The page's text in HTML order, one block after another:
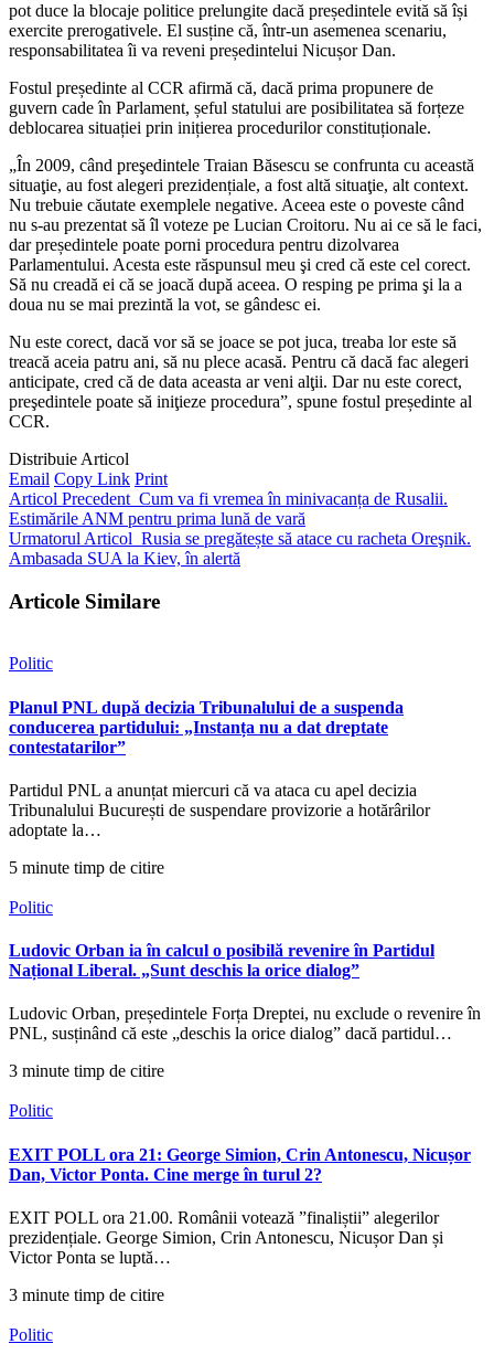
pot duce la blocaje politice prelungite dacă președintele evită să își
exercite prerogativele. El susține că, într-un asemenea scenariu,
responsabilitatea îi va reveni președintelui Nicușor Dan.
Fostul președinte al CCR afirmă că, dacă prima propunere de
guvern cade în Parlament, șeful statului are posibilitatea să forțeze
deblocarea situației prin inițierea procedurilor constituționale.
„În 2009, când preşedintele Traian Băsescu se confrunta cu această
situaţie, au fost alegeri prezidențiale, a fost altă situaţie, alt context.
Nu trebuie căutate exemplele negative. Aceea este o poveste când
nu s-au prezentat să îl voteze pe Lucian Croitoru. Nu ai ce să le faci,
dar președintele poate porni procedura pentru dizolvarea
Parlamentului. Acesta este răspunsul meu şi cred că este cel corect.
Să nu creadă ei că se joacă după aceea. O resping pe prima şi la a
doua nu se mai prezintă la vot, se gândesc ei.
Nu este corect, dacă vor să se joace se pot juca, treaba lor este să
treacă aceia patru ani, să nu plece acasă. Pentru că dacă fac alegeri
anticipate, cred că de data aceasta ar veni alţii. Dar nu este corect,
preşedintele poate să iniţieze procedura”, spune fostul președinte al
CCR.
Distribuie Articol
Email Copy Link Print
Articol Precedent Cum va fi vremea în minivacanța de Rusalii.
Estimările ANM pentru prima lună de vară
Urmatorul Articol Rusia se pregătește să atace cu racheta Oreşnik.
Ambasada SUA la Kiev, în alertă
Articole Similare
Politic
Planul PNL după decizia Tribunalului de a suspenda
conducerea partidului: „Instanța nu a dat dreptate
contestatarilor”
Partidul PNL a anunțat miercuri că va ataca cu apel decizia
Tribunalului București de suspendare provizorie a hotărârilor
adoptate la…
5 minute timp de citire
Politic
Ludovic Orban ia în calcul o posibilă revenire în Partidul
Național Liberal. „Sunt deschis la orice dialog”
Ludovic Orban, președintele Forța Dreptei, nu exclude o revenire în
PNL, susținând că este „deschis la orice dialog” dacă partidul…
3 minute timp de citire
Politic
EXIT POLL ora 21: George Simion, Crin Antonescu, Nicușor
Dan, Victor Ponta. Cine merge în turul 2?
EXIT POLL ora 21.00. Românii votează ”finaliștii” alegerilor
prezidențiale. George Simion, Crin Antonescu, Nicușor Dan și
Victor Ponta se luptă…
3 minute timp de citire
Politic